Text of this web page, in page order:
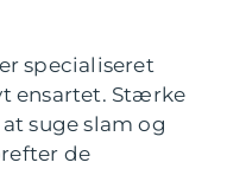
specialiseret
ensartet. Stærke
suge slam og
de